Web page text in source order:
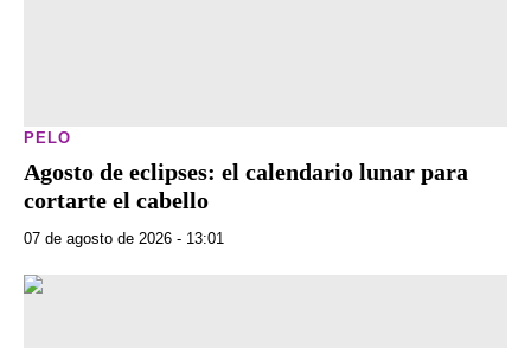
PELO
Agosto de eclipses: el calendario lunar para
cortarte el cabello
07 de agosto de 2026 - 13:01